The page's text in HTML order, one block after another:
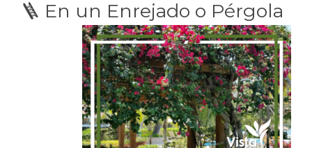
🪜 En un Enrejado o Pérgola